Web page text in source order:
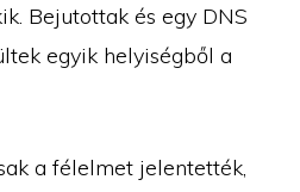
Bejutottak és egy DNS
egyik helyiségből a
a félelmet jelentették,